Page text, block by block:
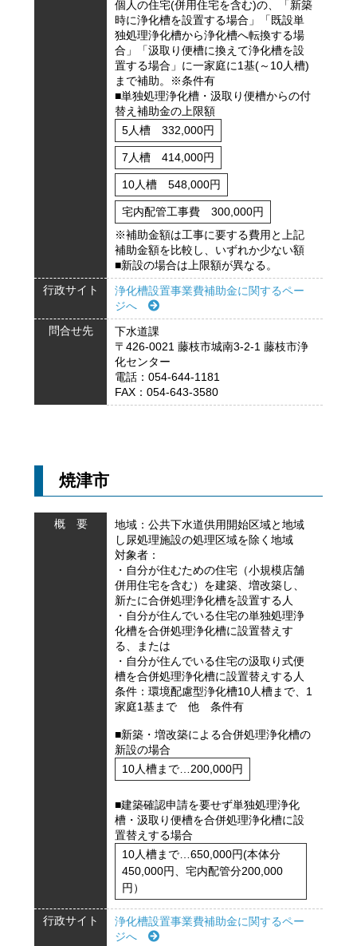
個人の住宅(併用住宅を含む)の、「新築
時に浄化槽を設置する場合」「既設単
独処理浄化槽から浄化槽へ転換する場
合」「汲取り便槽に換えて浄化槽を設
置する場合」に一家庭に1基(～10人槽)
まで補助。※条件有
■単独処理浄化槽・汲取り便槽からの付
替え補助金の上限額
5人槽 332,000円
7人槽 414,000円
10人槽 548,000円
宅内配管工事費 300,000円
※補助金額は工事に要する費用と上記
補助金額を比較し、いずれか少ない額
■新設の場合は上限額が異なる。
行政サイト
浄化槽設置事業費補助金に関するペー
ジへ
問合せ先
下水道課
〒426-0021 藤枝市城南3-2-1 藤枝市浄
化センター
電話：054-644-1181
FAX：054-643-3580
焼津市
概 要
地域：公共下水道供用開始区域と地域
し尿処理施設の処理区域を除く地域
対象者：
・自分が住むための住宅（小規模店舗
併用住宅を含む）を建築、増改築し、
新たに合併処理浄化槽を設置する人
・自分が住んでいる住宅の単独処理浄
化槽を合併処理浄化槽に設置替えす
る、または
・自分が住んでいる住宅の汲取り式便
槽を合併処理浄化槽に設置替えする人
条件：環境配慮型浄化槽10人槽まで、1
家庭1基まで 他 条件有
■新築・増改築による合併処理浄化槽の
新設の場合
10人槽まで…200,000円
■建築確認申請を要せず単独処理浄化
槽・汲取り便槽を合併処理浄化槽に設
置替えする場合
10人槽まで…650,000円(本体分
450,000円、宅内配管分200,000
円）
行政サイト
浄化槽設置事業費補助金に関するペー
ジへ